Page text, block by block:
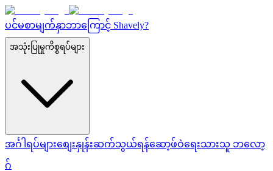
ပင်မစာမျက်နှာဘာကြောင့် Shavely?
အသုံးပြုမှုကိစ္စရပ်များ
အင်္ဂါရပ်များစျေးနှုန်းဆက်သွယ်ရန်ဆော့ဖ်ဝဲရေးသားသူ ဘလော့
ဂ်